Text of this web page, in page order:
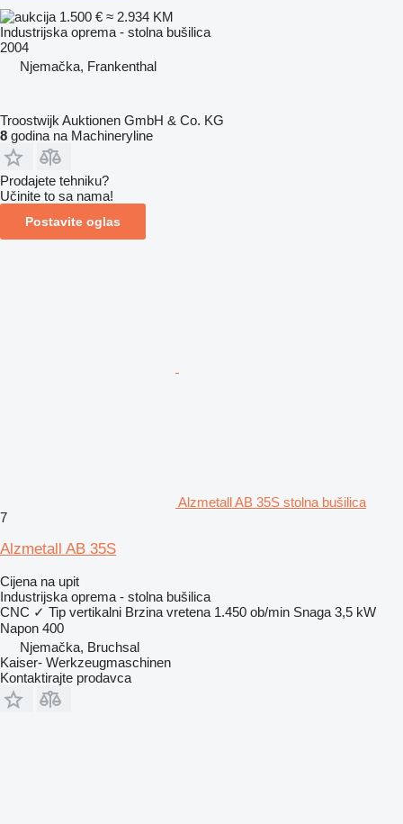
1.500 € ≈ 2.934 KM
Industrijska oprema - stolna bušilica
2004
Njemačka, Frankenthal
Troostwijk Auktionen GmbH & Co. KG
8 godina na Machineryline
Prodajete tehniku?
Učinite to sa nama!
Postavite oglas
Alzmetall AB 35S stolna bušilica
7
Alzmetall AB 35S
Cijena na upit
Industrijska oprema - stolna bušilica
CNC ✓ Tip vertikalni Brzina vretena 1.450 ob/min Snaga 3,5 kW
Napon 400
Njemačka, Bruchsal
Kaiser- Werkzeugmaschinen
Kontaktirajte prodavca